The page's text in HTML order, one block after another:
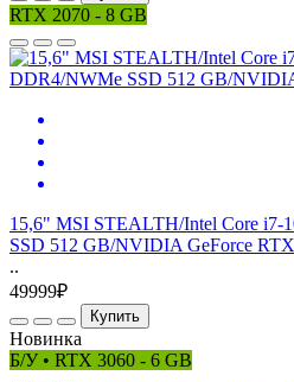
RTX 2070 - 8 GB
15,6" MSI STEALTH/Intel Core i7-
SSD 512 GB/NVIDIA GeForce
..
49999₽
Купить
Новинка
Б/У • RTX 3060 - 6 GB